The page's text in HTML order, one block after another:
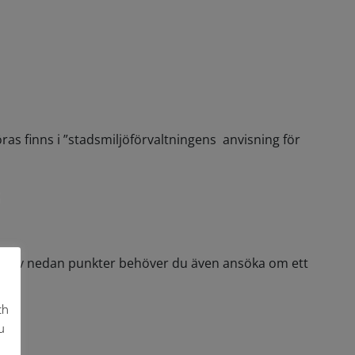
finns i ”stadsmiljöförvaltningens anvisning för
nedan punkter behöver du även ansöka om ett